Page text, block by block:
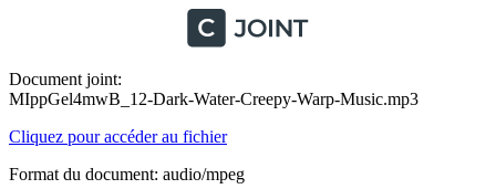
Document joint:
MIppGel4mwB_12-Dark-Water-Creepy-Warp-Music.mp3
Cliquez pour accéder au fichier
Format du document: audio/mpeg